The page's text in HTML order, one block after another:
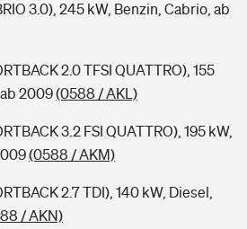
3.0), 245 kW, Benzin, Cabrio, ab
2.0 TFSI QUATTRO), 155
2009(0588 / AKL)
3.2 FSI QUATTRO), 195 kW,
(0588 / AKM)
2.7 TDI), 140 kW, Diesel,
/ AKN)